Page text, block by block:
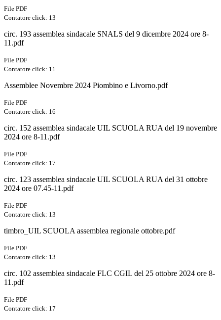
File PDF
Contatore click: 13
circ. 193 assemblea sindacale SNALS del 9 dicembre 2024 ore 8-
11.pdf
File PDF
Contatore click: 11
Assemblee Novembre 2024 Piombino e Livorno.pdf
File PDF
Contatore click: 16
circ. 152 assemblea sindacale UIL SCUOLA RUA del 19 novembre
2024 ore 8-11.pdf
File PDF
Contatore click: 17
circ. 123 assemblea sindacale UIL SCUOLA RUA del 31 ottobre
2024 ore 07.45-11.pdf
File PDF
Contatore click: 13
timbro_UIL SCUOLA assemblea regionale ottobre.pdf
File PDF
Contatore click: 13
circ. 102 assemblea sindacale FLC CGIL del 25 ottobre 2024 ore 8-
11.pdf
File PDF
Contatore click: 17